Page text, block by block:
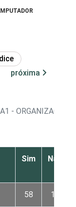
próxima
-
Sim
Não
58 18